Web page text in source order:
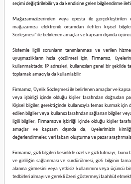
seçimi değiştirilebilir ya da kendisine gelen bilgilendirme
Mağazamızüzerinden veya eposta ile gerçekleştirilen
mağazamıza elektronik ortamdan iletilen kişisel
Sözleşmesi" ile belirlenen amaçlar ve kapsam dışında
Sistemle ilgili sorunların tanımlanması ve verilen
uyuşmazlıkların hızla çözülmesi için, Firmamız,
kullanmaktadır. IP adresleri, kullanıcıları genel bir şekilde
toplamak amacıyla da kullanılabilir.
Firmamız, Üyelik Sözleşmesi ile belirlenen amaçlar ve
veya işbirliği içinde olduğu kişiler tarafından doğrudan
Kişisel bilgiler, gerektiğinde kullanıcıyla temas kurmak için
edilen bilgiler veya kullanıcı tarafından sağlanan bilgiler
ilgili bilgiler; Firmamızve işbirliği içinde olduğu kişiler
amaçlar ve kapsam dışında da, üyelerimizin
değerlendirmeler, veri tabanı oluşturma ve pazar
Firmamız, gizli bilgileri kesinlikle özel ve gizli tutmayı, bunu
ve gizliliğin sağlanması ve sürdürülmesi, gizli bilginin
alanına girmesini veya yetkisiz kullanımını veya üçüncü
tedbirleri almayı ve gerekli özeni göstermeyi taahhüt